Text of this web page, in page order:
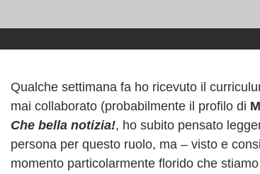
Qualche settimana fa ho ricevuto il
mai collaborato (probabilmente il profilo di
Che bella notizia!, ho subito pensato
persona per questo ruolo, ma – visto e
momento particolarmente florido che